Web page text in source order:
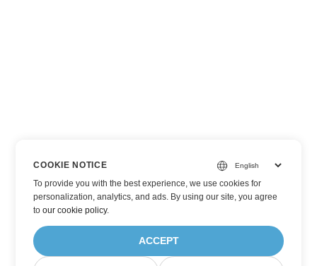
COOKIE NOTICE
To provide you with the best experience, we use cookies for
personalization, analytics, and ads. By using our site, you agree
toour cookie policy.
ACCEPT